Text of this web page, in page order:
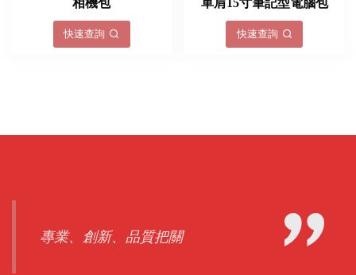
相機包
快速查詢
單肩15寸筆記型電腦包
快速查詢
專業、創新、品質把關